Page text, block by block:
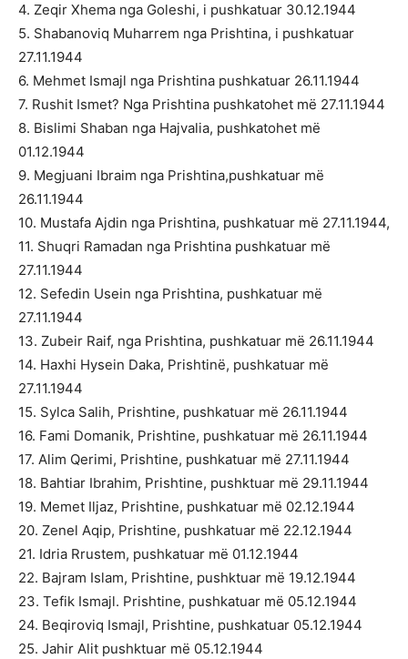
4. Zeqir Xhema nga Goleshi, i pushkatuar 30.12.1944
5. Shabanoviq Muharrem nga Prishtina, i pushkatuar
27.11.1944
6. Mehmet Ismajl nga Prishtina pushkatuar 26.11.1944
7. Rushit Ismet? Nga Prishtina pushkatohet më 27.11.1944
8. Bislimi Shaban nga Hajvalia, pushkatohet më
01.12.1944
9. Megjuani Ibraim nga Prishtina,pushkatuar më
26.11.1944
10. Mustafa Ajdin nga Prishtina, pushkatuar më 27.11.1944,
11. Shuqri Ramadan nga Prishtina pushkatuar më
27.11.1944
12. Sefedin Usein nga Prishtina, pushkatuar më
27.11.1944
13. Zubeir Raif, nga Prishtina, pushkatuar më 26.11.1944
14. Haxhi Hysein Daka, Prishtinë, pushkatuar më
27.11.1944
15. Sylca Salih, Prishtine, pushkatuar më 26.11.1944
16. Fami Domanik, Prishtine, pushkatuar më 26.11.1944
17. Alim Qerimi, Prishtine, pushkatuar më 27.11.1944
18. Bahtiar Ibrahim, Prishtine, pushktuar më 29.11.1944
19. Memet Iljaz, Prishtine, pushkatuar më 02.12.1944
20. Zenel Aqip, Prishtine, pushkatuar më 22.12.1944
21. Idria Rrustem, pushkatuar më 01.12.1944
22. Bajram Islam, Prishtine, pushktuar më 19.12.1944
23. Tefik Ismajl. Prishtine, pushkatuar më 05.12.1944
24. Beqiroviq Ismajl, Prishtine, pushkatuar 05.12.1944
25. Jahir Alit pushktuar më 05.12.1944